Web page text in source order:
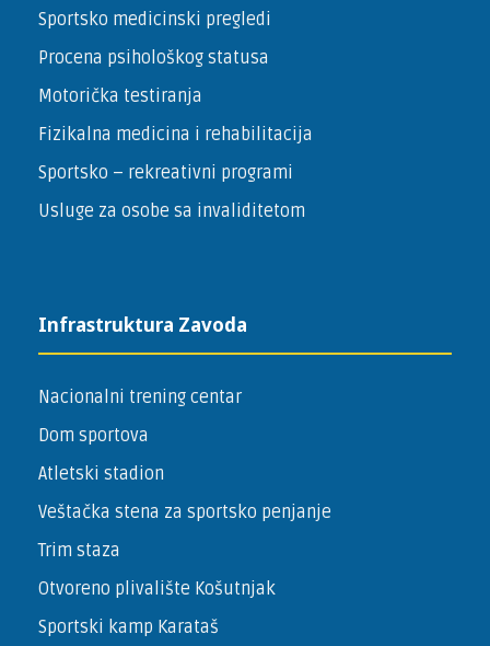
Sportsko medicinski pregledi
Procena psihološkog statusa
Motorička testiranja
Fizikalna medicina i rehabilitacija
Sportsko – ­rekreativni programi
Usluge za osobe sa invaliditetom
Infrastruktura Zavoda
Nacionalni trening centar
Dom sportova
Atletski stadion
Veštačka stena za sportsko penjanje
Trim staza
Otvoreno plivalište Košutnjak
Sportski kamp Karataš